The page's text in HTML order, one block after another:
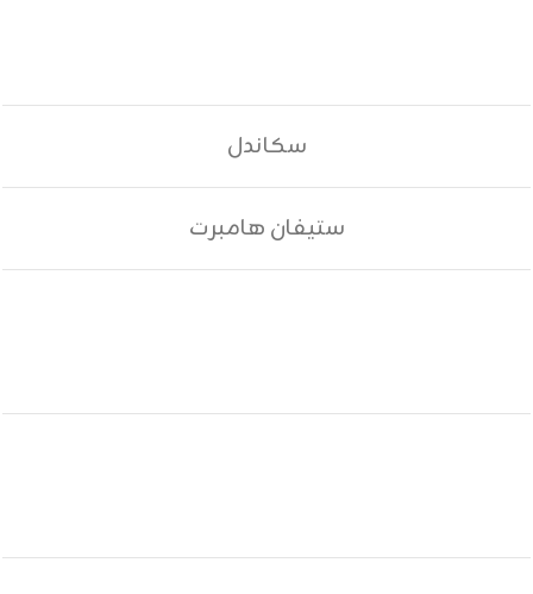
سكاندل
ستيفان هامبرت